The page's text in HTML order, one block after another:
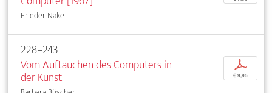
Frieder Nake
228–243
Vom Auftauchen des Computers in
der Kunst
p
€ 9,95